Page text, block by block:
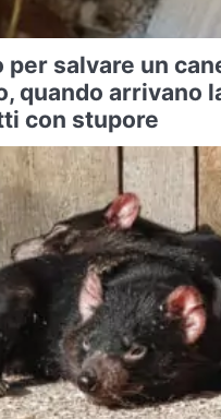
per salvare un
quando arrivano
con stupore